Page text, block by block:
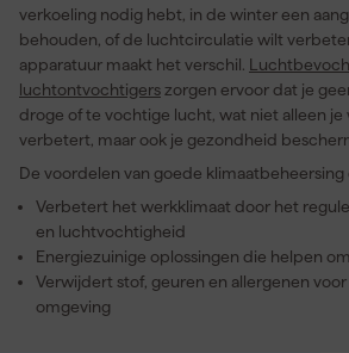
verkoeling nodig hebt, in de winter een
behouden, of de luchtcirculatie wilt
apparatuur maakt het verschil.
luchtontvochtigers zorgen ervoor dat je
droge of te vochtige lucht, wat niet alleen je
verbetert, maar ook je gezondheid
De voordelen van goede klimaatbeheersing
Verbetert het werkklimaat door het
en luchtvochtigheid
Energiezuinige oplossingen die helpen
Verwijdert stof, geuren en allergenen
omgeving